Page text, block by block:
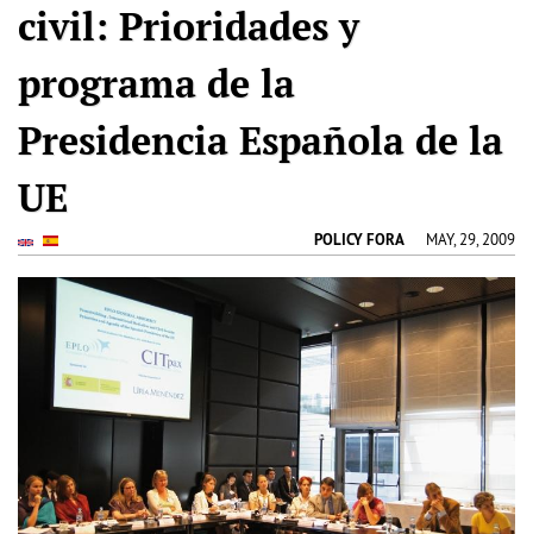
civil: Prioridades y
programa de la
Presidencia Española de la
UE
POLICY FORA MAY, 29, 2009